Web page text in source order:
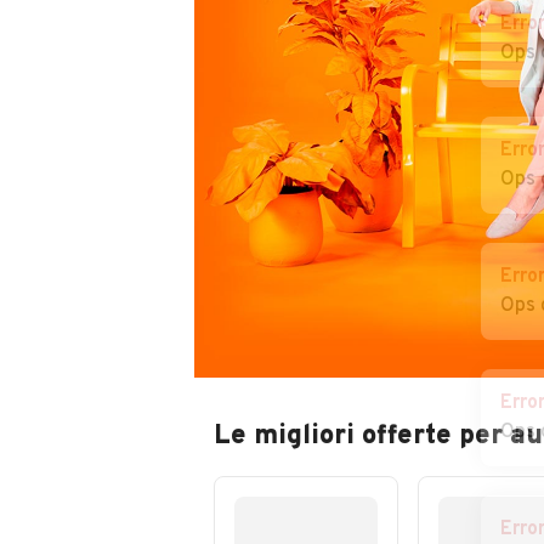
Le migliori offerte per
Error
Ops
Error
Ops
Error
Ops
Error
Ops
Error